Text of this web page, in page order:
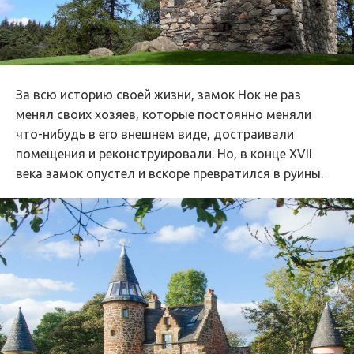
За всю историю своей жизни, замок Нок не раз
менял своих хозяев, которые постоянно меняли
что-нибудь в его внешнем виде, достраивали
помещения и реконструировали. Но, в конце XVII
века замок опустел и вскоре превратился в руины.